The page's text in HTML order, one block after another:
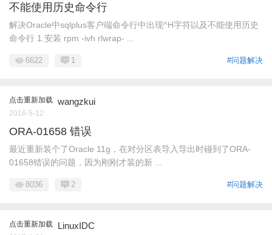
不能使用历史命令行
解决Oracle中sqlplus客户端命令行中出现^H字符以及不能使用历史
命令行 1.安装 rpm -ivh rlwrap- ...
#问题解决
6622 1
点击重新加载 wangzkui
2016-5-12
ORA-01658 错误
最近重新装个了Oracle 11g，在对分区表导入导出时碰到了ORA-
01658错误的问题，因为刚刚才装的新 ...
#问题解决
8036 2
点击重新加载 LinuxIDC